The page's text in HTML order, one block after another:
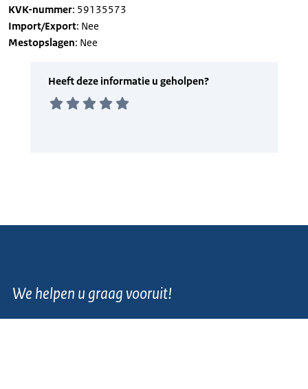
KVK-nummer: 59135573
Import/Export: Nee
Mestopslagen: Nee
We helpen u graag vooruit!